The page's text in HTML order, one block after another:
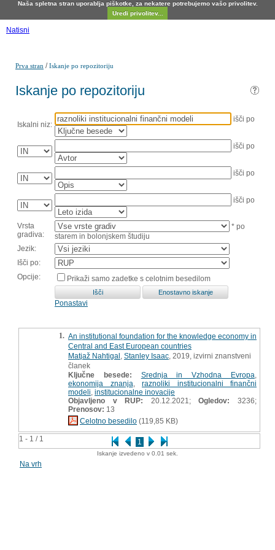
Naša spletna stran uporablja piškotke, za nekatere potrebujemo vašo privolitev.
Uredi privolitev...
Natisni
Prva stran /Iskanje po repozitoriju
Iskanje po repozitoriju
Iskalni niz:
išči po
išči po
išči po
išči po
Vrsta
gradiva:
* po
starem in bolonjskem študiju
Jezik:
Išči po:
Opcije:
Prikaži samo zadetke s celotnim besedilom
Ponastavi
1 - 1 / 1 1
1. An institutional foundation for the knowledge economy in
Central and East European countries
Matjaž Nahtigal Stanley Isaac , 2019, izvirni znanstveni
članek
Ključne besede:
Srednja in Vzhodna Evropa
ekonomija znanja
raznoliki institucionalni finančni
modeli institucionalne inovacije
Objavljeno v RUP: 20.12.2021;Ogledov:
3236;
Prenosov: 13
Celotno besedilo (119,85 KB)
Iskanje izvedeno v 0.01 sek.
Na vrh